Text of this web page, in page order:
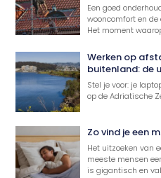
Een goed
wooncomfort en
Het moment
Werken op
buitenland: de
Stel je voor: je
op de Adriatische
Zo vind je een
Het uitzoeken van
meeste mensen
is gigantisch en